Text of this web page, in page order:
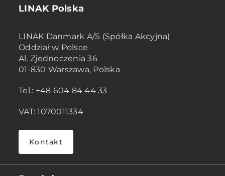
LINAK Polska
LINAK Danmark A/S (Spółka Akcyjna)
Oddział w Polsce
Al. Zjednoczenia 36
01-830 Warszawa, Polska
Tel.: +48 604 84 44 33
VAT: 1070011334
Kontakt